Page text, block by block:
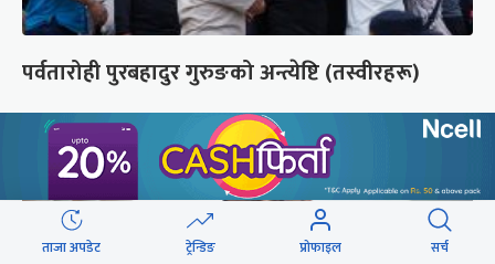
पर्वतारोही पुरबहादुर गुरुङको अन्त्येष्टि (तस्वीरहरू)
ताजा अपडेट ट्रेन्डिङ प्रोफाइल सर्च